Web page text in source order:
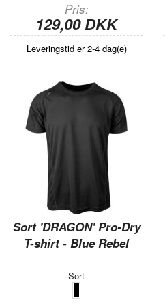
Pris
129,00 DKK
Leveringstid er 2-4 dag(e)
Sort 'DRAGON' Pro-Dry
T-shirt - Blue Rebel
Sort